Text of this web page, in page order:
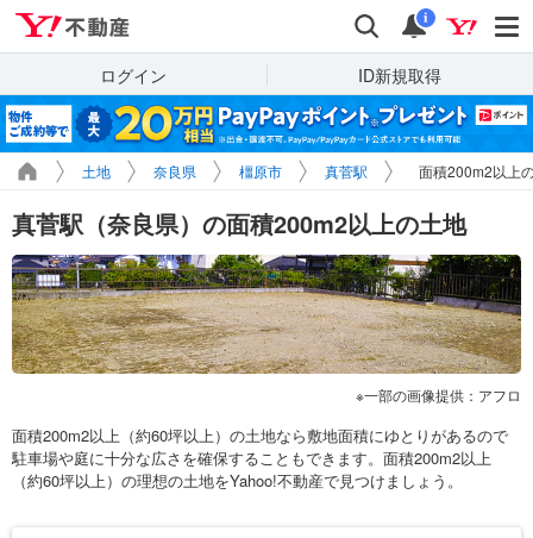
検索 通知
i
ログイン ID新規取得
土地 奈良県 橿原市 真菅駅 面積200m2以上
真菅駅（奈良県）の面積200m2以上の土地
一部の画像提供：アフロ
面積200m2以上（約60坪以上）の土地なら敷地面積にゆとりがあるので
駐車場や庭に十分な広さを確保することもできます。面積200m2以上
（約60坪以上）の理想の土地をYahoo!不動産で見つけましょう。